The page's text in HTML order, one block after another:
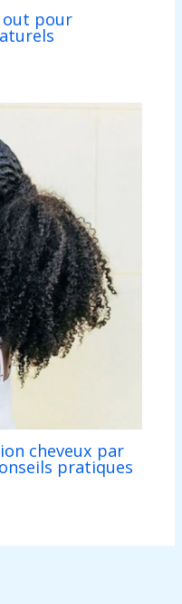
pour
cheveux par
pratiques